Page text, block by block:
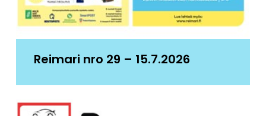
Reimari nro 29 – 15.7.2026